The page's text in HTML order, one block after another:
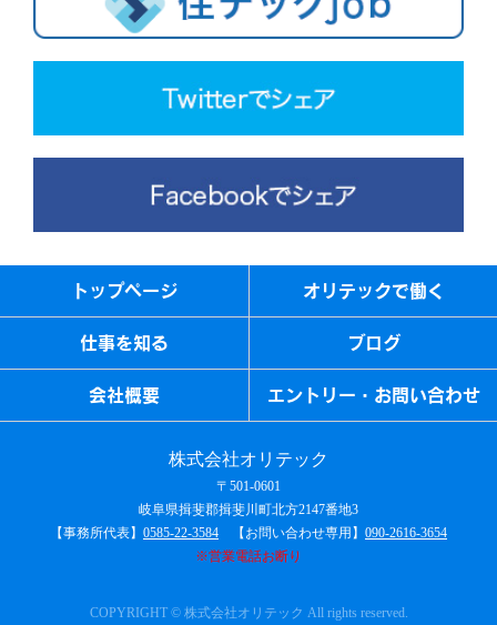
トップページ オリテックで働く
仕事を知る ブログ
会社概要 エントリー・お問い合わせ
株式会社オリテック
〒501-0601
岐阜県揖斐郡揖斐川町北方2147番地3
【事務所代表】 0585-22-3584 【お問い合わせ専用】 090-2616-3654
※営業電話お断り
COPYRIGHT © 株式会社オリテック All rights reserved.